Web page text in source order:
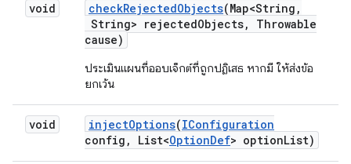
void checkRejectedObjects(Map<String ,
String> rejectedObjects,
Throwable
cause)
ประเมินแผนที่ออบเจ็กต์ที่ถูกปฏิเสธ หากมี ให้ส่งข้อ
ยกเว้น
void injectOptions(IConfiguration
config , List<OptionDef> optionList)